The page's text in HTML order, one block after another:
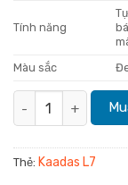
Tính năng
Màu sắc
Kaadas L7 số lượng
Thẻ: Kaadas L7